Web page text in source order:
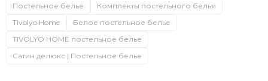
Постельное белье
Комплекты постельного белья
Tivolyo Home
Белое постельное белье
TIVOLYO HOME постельное белье
Сатин делюкс | Постельное белье